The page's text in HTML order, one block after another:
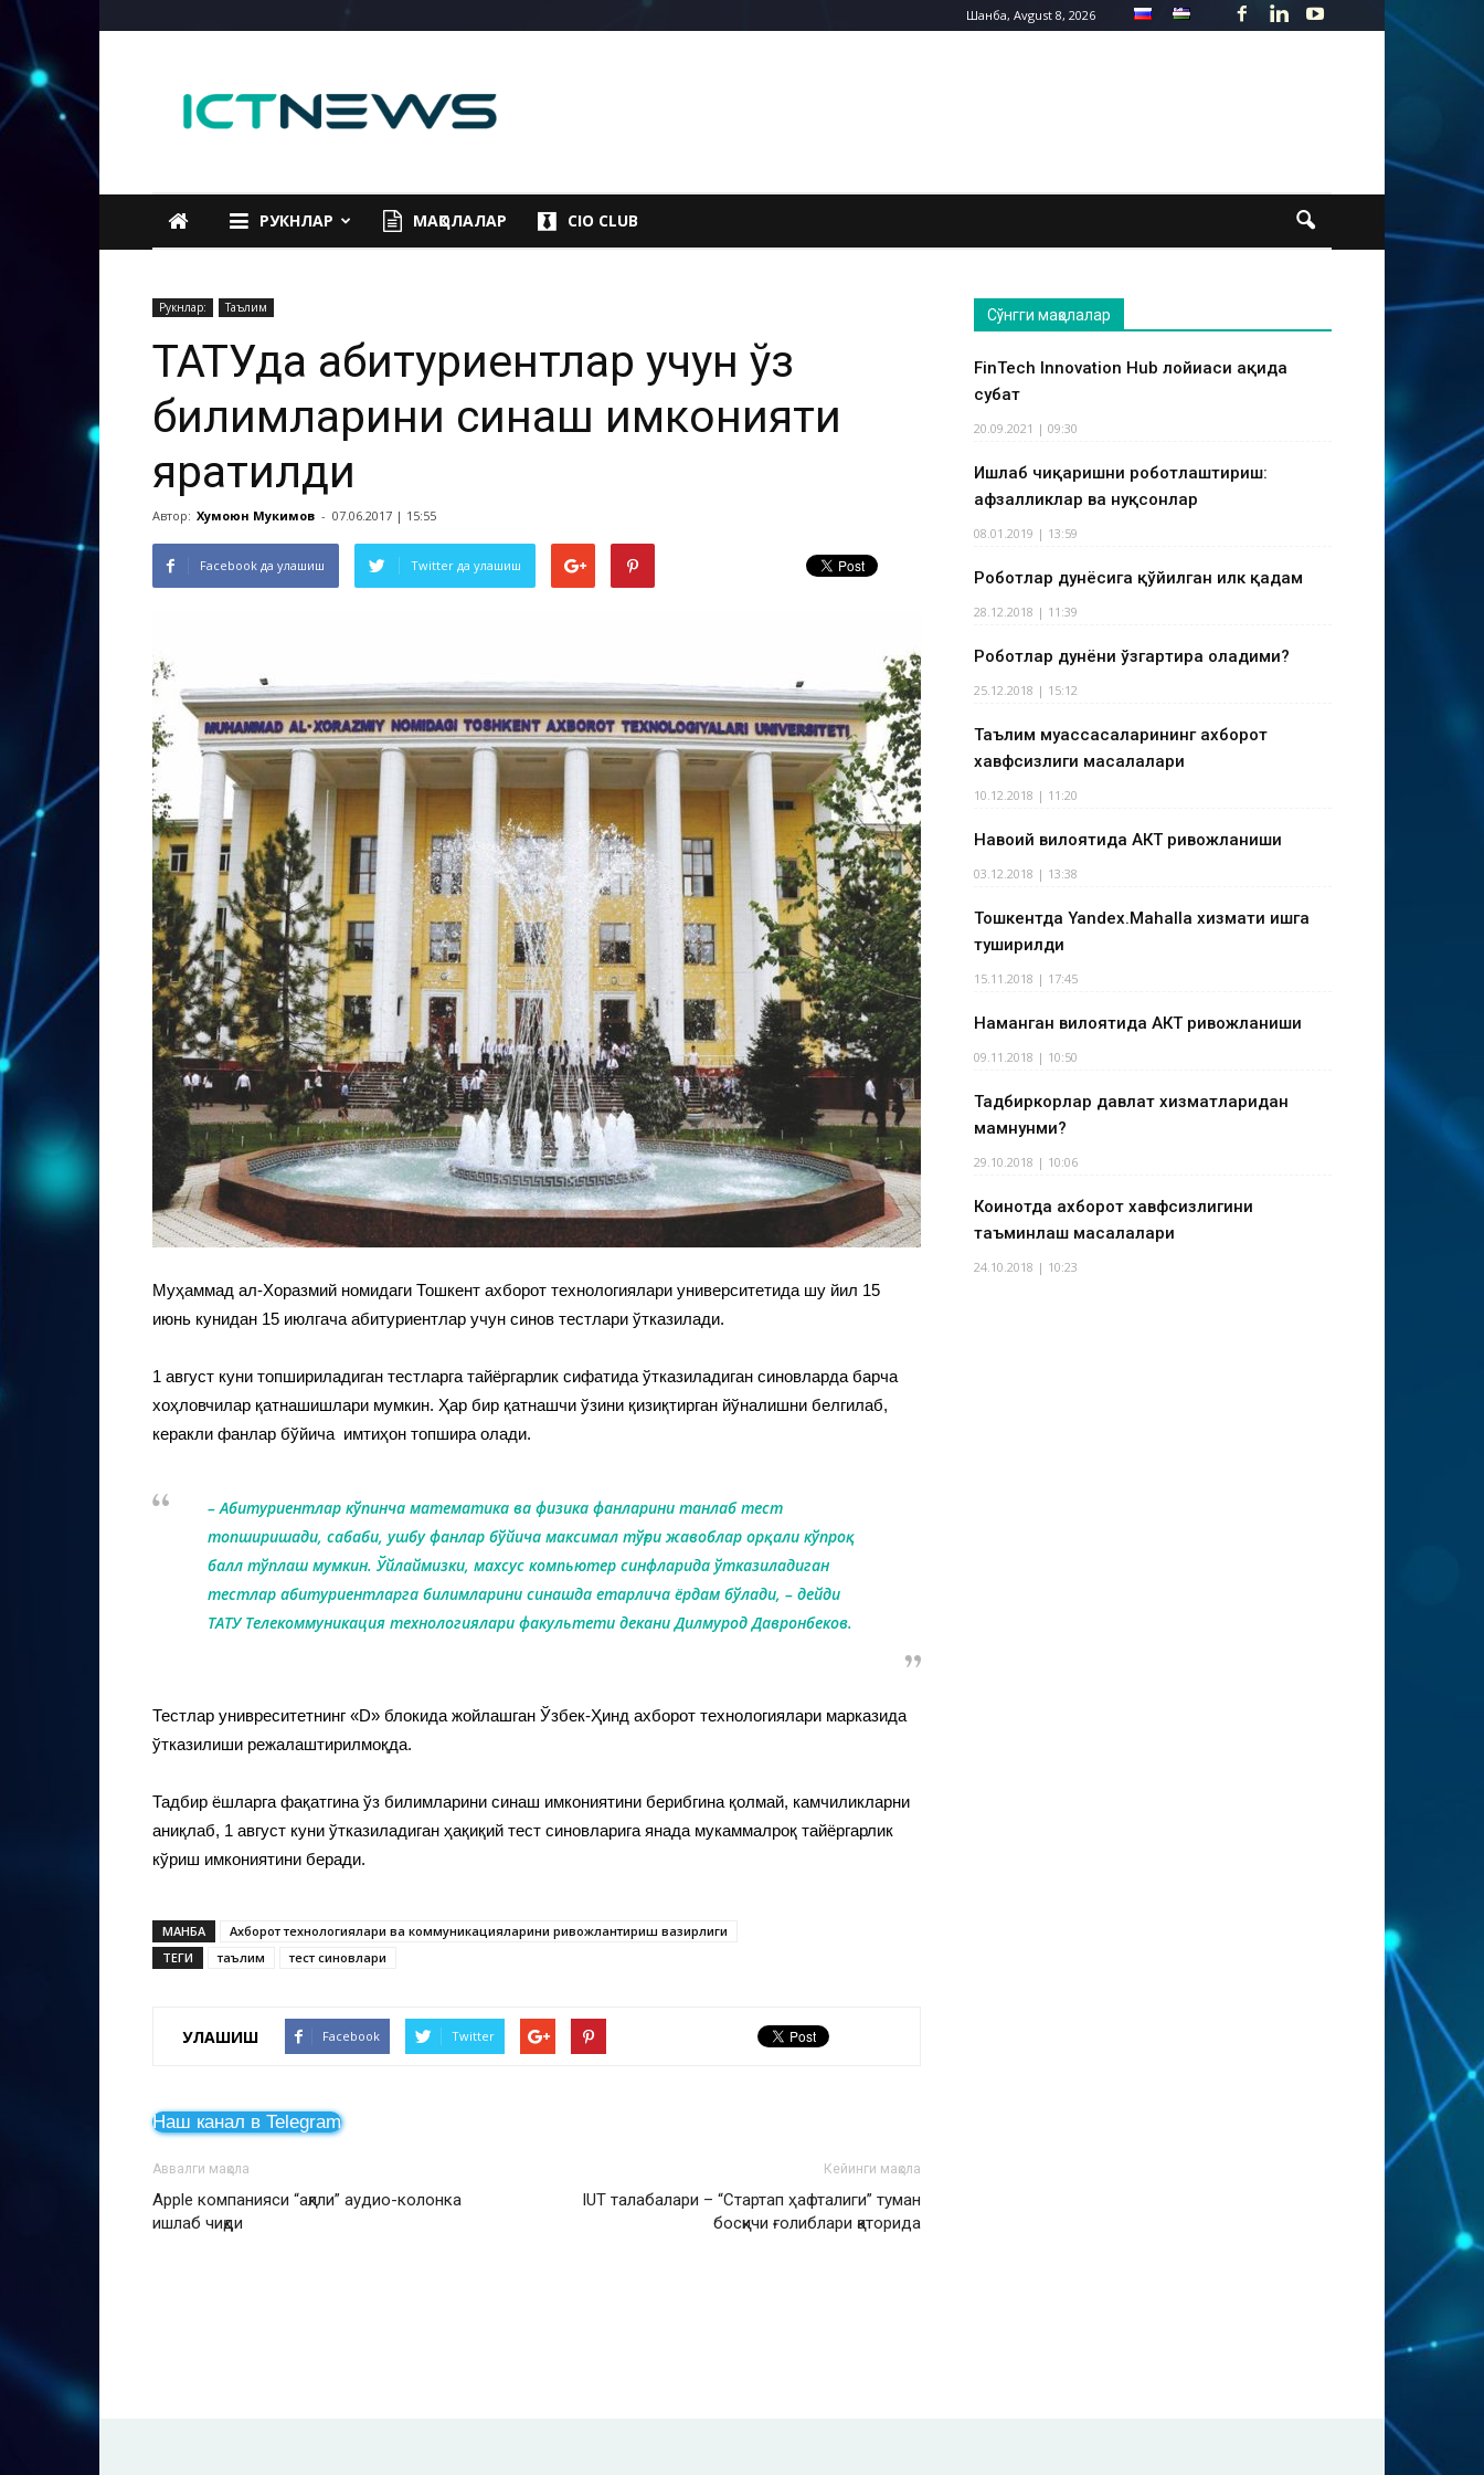
Шанба, Avgust 8, 2026
РУКНЛАР МАҚОЛАЛАР CIO CLUB
Рукнлар: Таълим
ТАТУда абитуриентлар учун ўз
билимларини синаш имконияти
яратилди
Автор: Хумоюн Мукимов - 07.06.2017 | 15:55
Facebook да улашиш Twitter да улашиш
Муҳаммад ал-Хоразмий номидаги Тошкент ахборот технологиялари университетида шу йил 15
июнь кунидан 15 июлгача абитуриентлар учун синов тестлари ўтказилади.
1 август куни топшириладиган тестларга тайёргарлик сифатида ўтказиладиган синовларда барча
хоҳловчилар қатнашишлари мумкин. Ҳар бир қатнашчи ўзини қизиқтирган йўналишни белгилаб,
керакли фанлар бўйича имтиҳон топшира олади.
– Абитуриентлар кўпинча математика ва физика фанларини танлаб тест
топширишади, сабаби, ушбу фанлар бўйича максимал тўғри жавоблар орқали кўпроқ
балл тўплаш мумкин. Ўйлаймизки, махсус компьютер синфларида ўтказиладиган
тестлар абитуриентларга билимларини синашда етарлича ёрдам бўлади, – дейди
ТАТУ Телекоммуникация технологиялари факультети декани Дилмурод Давронбеков.
Тестлар унивреситетнинг «D» блокида жойлашган Ўзбек-Ҳинд ахборот технологиялари марказида
ўтказилиши режалаштирилмоқда.
Тадбир ёшларга фақатгина ўз билимларини синаш имкониятини берибгина қолмай, камчиликларни
аниқлаб, 1 август куни ўтказиладиган ҳақиқий тест синовларига янада мукаммалроқ тайёргарлик
кўриш имкониятини беради.
МАНБА
Ахборот технологиялари ва коммуникацияларини ривожлантириш вазирлиги
ТЕГИ
таълим тест синовлари
УЛАШИШ Facebook Twitter
Наш канал в Telegram
Аввалги мақола
Apple компанияси “ақлли” аудио-колонка
ишлаб чиқди
Кейинги мақола
IUT талабалари – “Стартап ҳафталиги” туман
босқичи ғолиблари қаторида
Сўнгги мақолалар
FinTech Innovation Hub лойиҳаси ҳақида
суҳбат
20.09.2021 | 09:30
Ишлаб чиқаришни роботлаштириш:
афзалликлар ва нуқсонлар
08.01.2019 | 13:59
Роботлар дунёсига қўйилган илк қадам
28.12.2018 | 11:39
Роботлар дунёни ўзгартира оладими?
25.12.2018 | 15:12
Таълим муассасаларининг ахборот
хавфсизлиги масалалари
10.12.2018 | 11:20
Навоий вилоятида АКТ ривожланиши
03.12.2018 | 13:38
Тошкентда Yandex.Mahalla хизмати ишга
туширилди
15.11.2018 | 17:45
Наманган вилоятида АКТ ривожланиши
09.11.2018 | 10:50
Тадбиркорлар давлат хизматларидан
мамнунми?
29.10.2018 | 10:06
Коинотда ахборот хавфсизлигини
таъминлаш масалалари
24.10.2018 | 10:23